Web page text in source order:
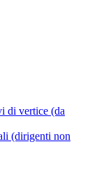
di vertice (da
(dirigenti non